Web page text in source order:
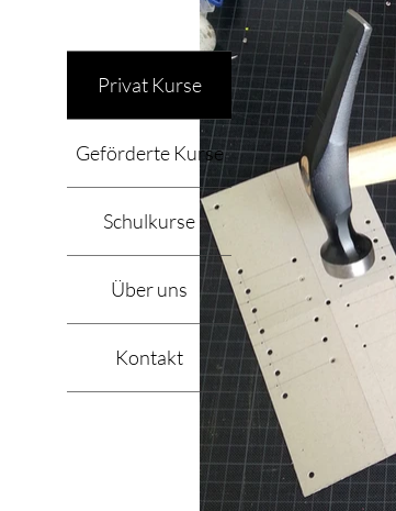
Privat Kurse
Geförderte Kurse
Schulkurse
Über uns
Kontakt